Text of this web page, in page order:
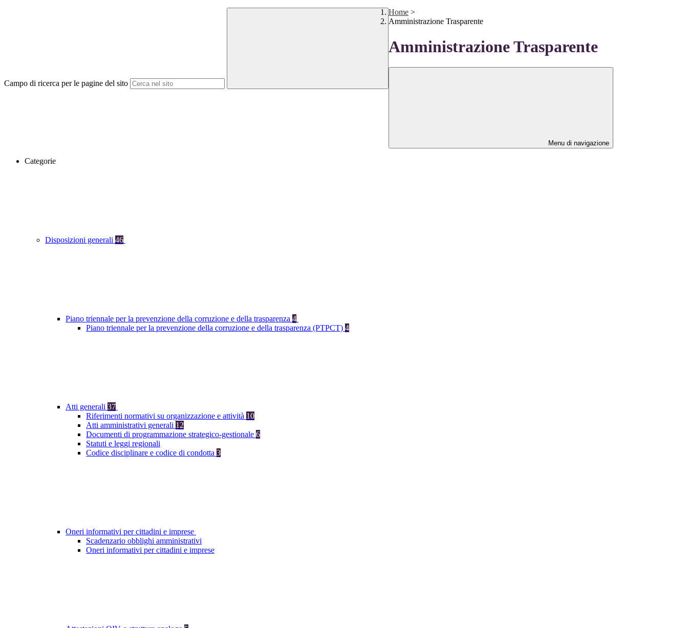
Campo di ricerca per le pagine del sito
Home >
Amministrazione Trasparente
Amministrazione Trasparente
Menu di navigazione
Categorie
Disposizioni generali 46
Piano triennale per la prevenzione della corruzione e della trasparenza 4
Piano triennale per la prevenzione della corruzione e della trasparenza (PTPCT) 4
Atti generali 37
Riferimenti normativi su organizzazione e attività 10
Atti amministrativi generali 12
Documenti di programmazione strategico-gestionale 6
Statuti e leggi regionali
Codice disciplinare e codice di condotta 3
Oneri informativi per cittadini e imprese
Scadenzario obblighi amministrativi
Oneri informativi per cittadini e imprese